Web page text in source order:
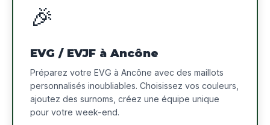
🎉
EVG / EVJF à Ancône
Préparez votre EVG à Ancône avec des maillots
personnalisés inoubliables. Choisissez vos couleurs,
ajoutez des surnoms, créez une équipe unique
pour votre week-end.